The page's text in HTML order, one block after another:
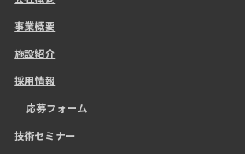
事業概要
施設紹介
採用情報
応募フォーム
技術セミナー